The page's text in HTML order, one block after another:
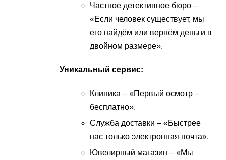
Частное детективное бюро –
«Если человек существует, мы
его найдём или вернём деньги в
двойном размере».
Уникальный сервис:
Клиника – «Первый осмотр –
бесплатно».
Служба доставки – «Быстрее
нас только электронная почта».
Ювелирный магазин – «Мы